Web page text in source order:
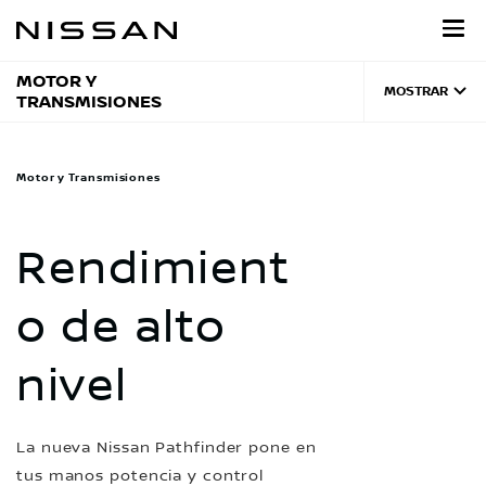
MOTOR Y
TRANSMISIONES
MOSTRAR
Rendimient
o de alto
nivel
Motor y Transmisiones
La nueva Nissan Pathfinder pone en
tus manos potencia y control